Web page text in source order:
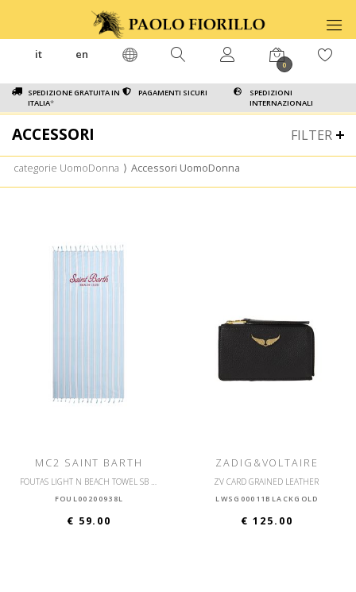
SPEDIZIONE GRATUITA IN
ITALIA*
PAGAMENTI SICURI
SPEDIZIONI
INTERNAZIONALI
it en
0
FILTER
ACCESSORI
categorie UomoDonna ⟩ Accessori UomoDonna
MC2 SAINT BARTH
FOUTAS LIGHT N BEACH TOWEL SB BEACH STRIPES
FOUL00200938L
€ 59.00
ZADIG&VOLTAIRE
ZV CARD GRAINED LEATHER
LWSG00011BLACKGOLD
€ 125.00